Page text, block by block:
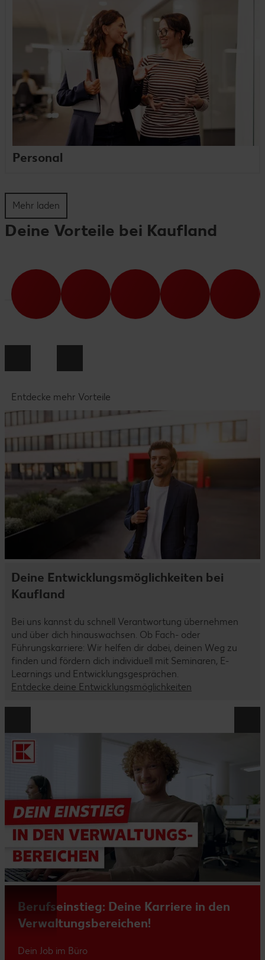
Personal
Mehr laden
Deine Vorteile bei Kaufland
Entdecke mehr Vorteile
Deine Entwicklungsmöglichkeiten bei
Kaufland
Bei uns kannst du schnell Verantwortung übernehmen
und über dich hinauswachsen. Ob Fach- oder
Führungskarriere: Wir helfen dir dabei, deinen Weg zu
finden und fördern dich individuell mit Seminaren, E-
Learnings und Entwicklungsgesprächen.
Entdecke deine Entwicklungsmöglichkeiten
Berufseinstieg: Deine Karriere in den
Verwaltungsbereichen!
Dein Job im Büro